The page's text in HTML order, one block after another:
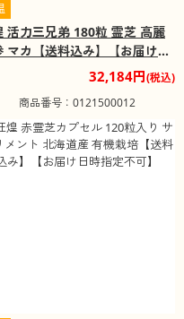
活力三兄弟 180粒 霊芝 高麗
マカ【送料込み】【お届け日
32,184円(税込)
商品番号：0121500012